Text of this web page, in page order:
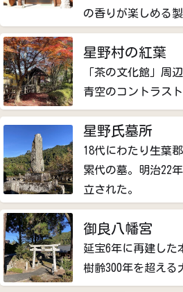
の香りが楽しめる
星野村の紅葉
「茶の文化館」周
青空のコントラスト
星野氏墓所
18代にわたり生葉
累代の墓。明治22
立された。
御良八幡宮
延宝6年に再建した
樹齢300年を超える